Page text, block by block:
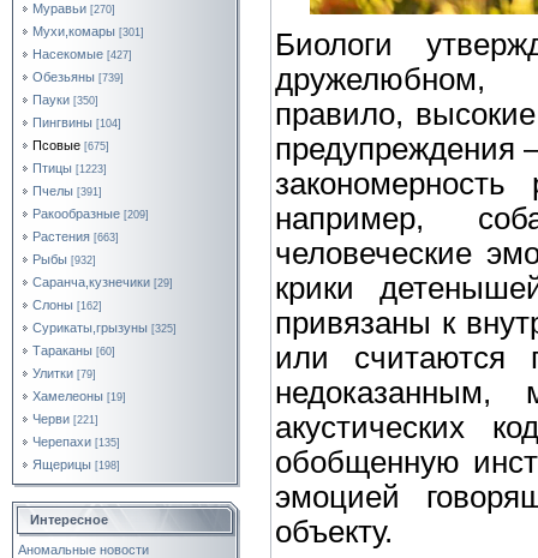
Муравьи [270]
Мухи,комары [301]
Насекомые [427]
Обезьяны [739]
Пауки [350]
Пингвины [104]
Псовые [675]
Птицы [1223]
Пчелы [391]
Ракообразные [209]
Растения [663]
Рыбы [932]
Саранча,кузнечики [29]
Слоны [162]
Сурикаты,грызуны [325]
Тараканы [60]
Улитки [79]
Хамелеоны [19]
Черви [221]
Черепахи [135]
Ящерицы [198]
Интересное
Аномальные новости
Биологи
дружелюбном,
правило,
предупреждения
например,
человеческие
крики
привязаны к
или считаются
акустических
обобщенную
эмоцией
объекту.